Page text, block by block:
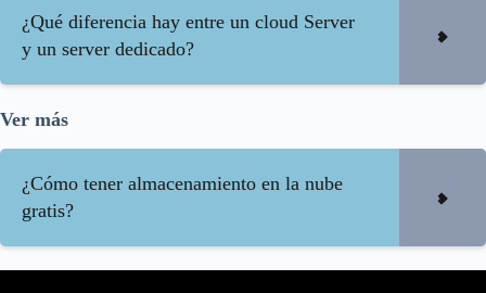
¿Qué diferencia hay entre un cloud Server
y un server dedicado?
Ver más
¿Cómo tener almacenamiento en la nube
gratis?